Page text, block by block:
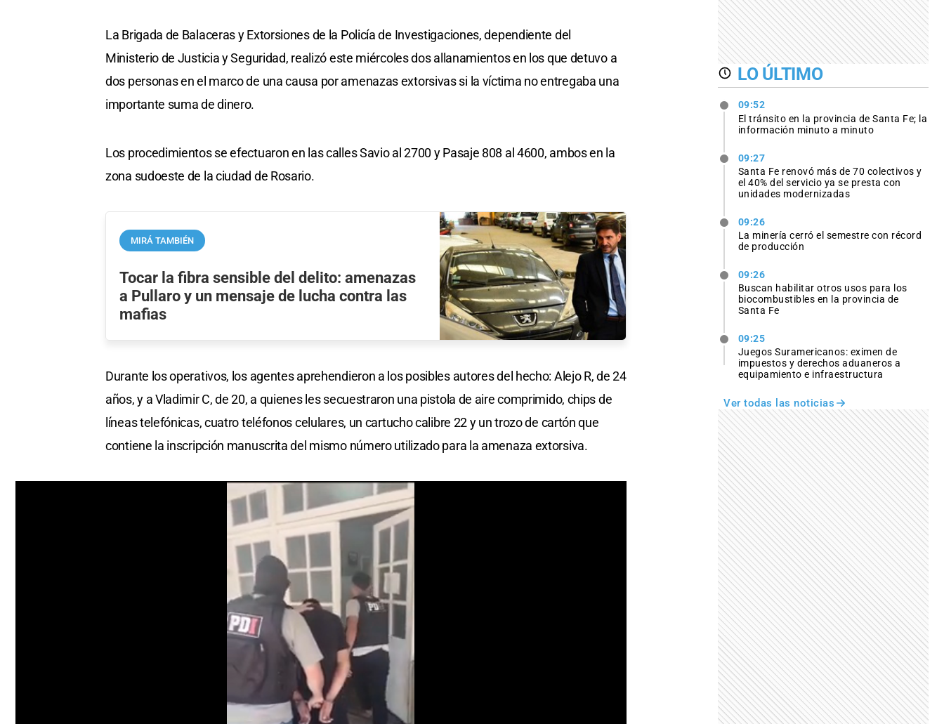
La Brigada de Balaceras y Extorsiones de la Policía de Investigaciones, dependiente del
Ministerio de Justicia y Seguridad, realizó este miércoles dos allanamientos en los que detuvo a
dos personas en el marco de una causa por amenazas extorsivas si la víctima no entregaba una
importante suma de dinero.
Los procedimientos se efectuaron en las calles Savio al 2700 y Pasaje 808 al 4600, ambos en la
zona sudoeste de la ciudad de Rosario.
MIRÁ TAMBIÉN
Tocar la fibra sensible del delito: amenazas
a Pullaro y un mensaje de lucha contra las
mafias
Durante los operativos, los agentes aprehendieron a los posibles autores del hecho: Alejo R, de 24
años, y a Vladimir C, de 20, a quienes les secuestraron una pistola de aire comprimido, chips de
líneas telefónicas, cuatro teléfonos celulares, un cartucho calibre 22 y un trozo de cartón que
contiene la inscripción manuscrita del mismo número utilizado para la amenaza extorsiva.
LO ÚLTIMO
09:52
El tránsito en la provincia de Santa Fe; la
información minuto a minuto
09:27
Santa Fe renovó más de 70 colectivos y
el 40% del servicio ya se presta con
unidades modernizadas
09:26
La minería cerró el semestre con récord
de producción
09:26
Buscan habilitar otros usos para los
biocombustibles en la provincia de
Santa Fe
09:25
Juegos Suramericanos: eximen de
impuestos y derechos aduaneros a
equipamiento e infraestructura
Ver todas las noticias